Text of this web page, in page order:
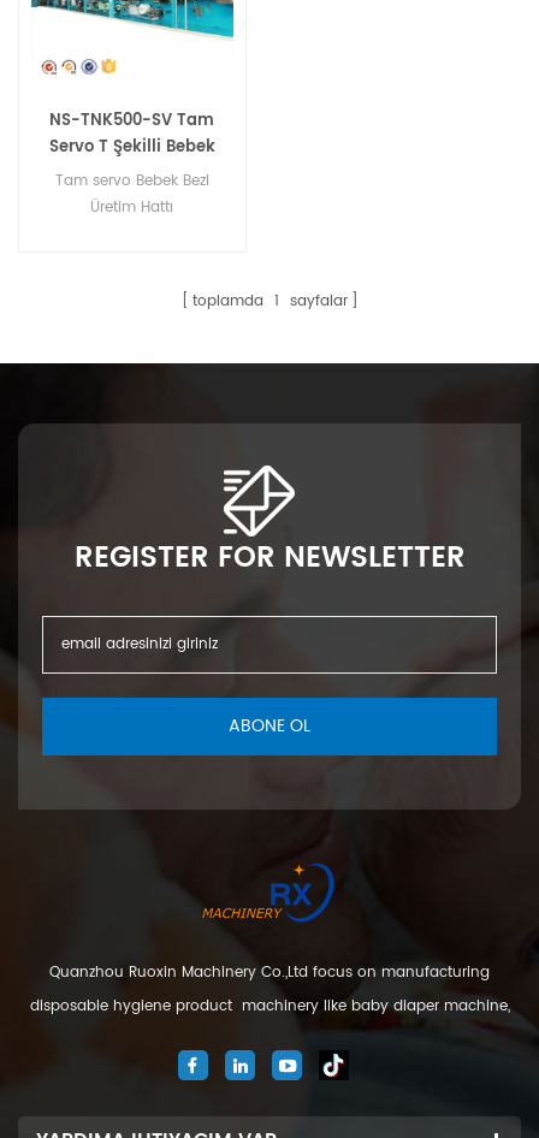
NS-TNK500-SV Tam
Servo T Şekilli Bebek
Bezi Üretim Hattı
Tam servo Bebek Bezi
Üretim Hattı
toplamda 1 sayfalar
REGISTER FOR NEWSLETTER
ABONE OL
Quanzhou Ruoxin Machinery Co.,Ltd focus on manufacturing
disposable hygiene product machinery like baby diaper machine,
machine. We are located in Jinjiang city, Fujian Province, China. And